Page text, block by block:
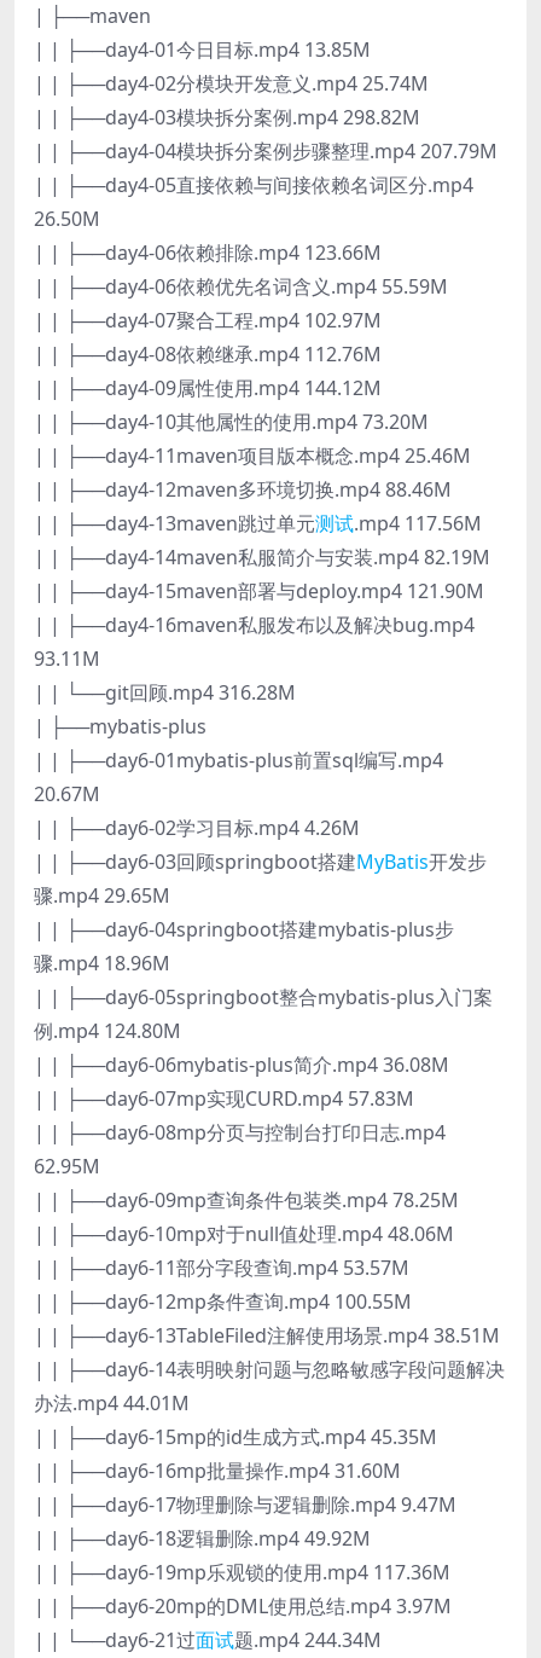
| ├──maven
| | ├──day4-01今日目标.mp4 13.85M
| | ├──day4-02分模块开发意义.mp4 25.74M
| | ├──day4-03模块拆分案例.mp4 298.82M
| | ├──day4-04模块拆分案例步骤整理.mp4 207.79M
| | ├──day4-05直接依赖与间接依赖名词区分.mp4
26.50M
| | ├──day4-06依赖排除.mp4 123.66M
| | ├──day4-06依赖优先名词含义.mp4 55.59M
| | ├──day4-07聚合工程.mp4 102.97M
| | ├──day4-08依赖继承.mp4 112.76M
| | ├──day4-09属性使用.mp4 144.12M
| | ├──day4-10其他属性的使用.mp4 73.20M
| | ├──day4-11maven项目版本概念.mp4 25.46M
| | ├──day4-12maven多环境切换.mp4 88.46M
| | ├──day4-13maven跳过单元测试.mp4 117.56M
| | ├──day4-14maven私服简介与安装.mp4 82.19M
| | ├──day4-15maven部署与deploy.mp4 121.90M
| | ├──day4-16maven私服发布以及解决bug.mp4
93.11M
| | └──git回顾.mp4 316.28M
| ├──mybatis-plus
| | ├──day6-01mybatis-plus前置sql编写.mp4
20.67M
| | ├──day6-02学习目标.mp4 4.26M
| | ├──day6-03回顾springboot搭建MyBatis开发步
骤.mp4 29.65M
| | ├──day6-04springboot搭建mybatis-plus步
骤.mp4 18.96M
| | ├──day6-05springboot整合mybatis-plus入门案
例.mp4 124.80M
| | ├──day6-06mybatis-plus简介.mp4 36.08M
| | ├──day6-07mp实现CURD.mp4 57.83M
| | ├──day6-08mp分页与控制台打印日志.mp4
62.95M
| | ├──day6-09mp查询条件包装类.mp4 78.25M
| | ├──day6-10mp对于null值处理.mp4 48.06M
| | ├──day6-11部分字段查询.mp4 53.57M
| | ├──day6-12mp条件查询.mp4 100.55M
| | ├──day6-13TableFiled注解使用场景.mp4 38.51M
| | ├──day6-14表明映射问题与忽略敏感字段问题解决
办法.mp4 44.01M
| | ├──day6-15mp的id生成方式.mp4 45.35M
| | ├──day6-16mp批量操作.mp4 31.60M
| | ├──day6-17物理删除与逻辑删除.mp4 9.47M
| | ├──day6-18逻辑删除.mp4 49.92M
| | ├──day6-19mp乐观锁的使用.mp4 117.36M
| | ├──day6-20mp的DML使用总结.mp4 3.97M
| | └──day6-21过面试题.mp4 244.34M